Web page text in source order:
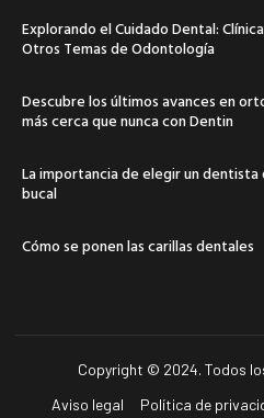
Explorando el Cuidado Dental:
Otros Temas de Odontología
Descubre los últimos avances en
más cerca que nunca con Dentin
La importancia de elegir un
bucal
Cómo se ponen las carillas dentales
Copyright © 2024. Todos
Aviso legal
Política de